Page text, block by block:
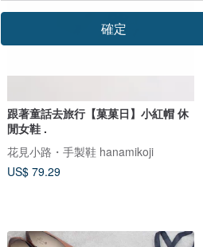
跟著童話去旅行【菓菓日】小紅帽 休
閒女鞋 .
花見小路・手製鞋 hanamikoji
US$ 79.29
確定